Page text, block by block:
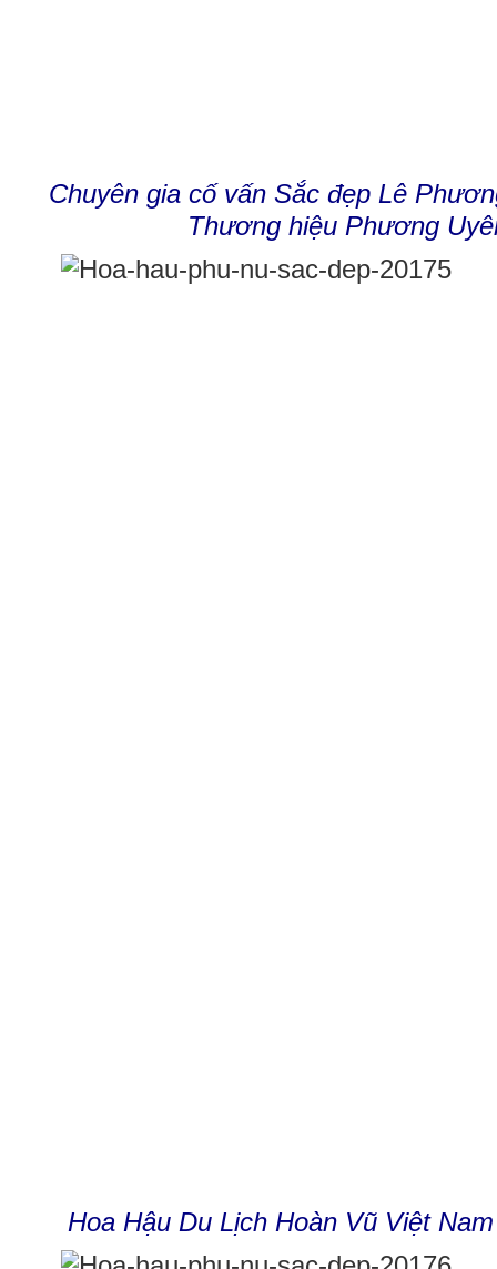
Chuyên gia cố vấn Sắc đẹp Lê
Thương hiệu Phương
Hoa Hậu Du Lịch Hoàn Vũ Việt